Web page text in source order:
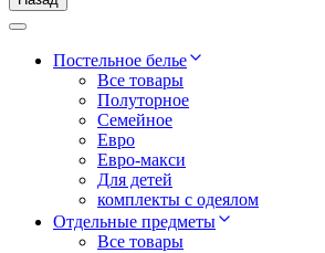
Постельное белье
Все товары
Полуторное
Семейное
Евро
Евро-макси
Для детей
комплекты с одеялом
Отдельные предметы
Все товары